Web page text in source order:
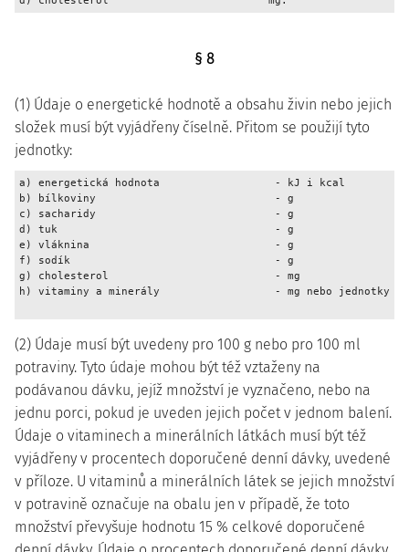
§ 8
(1) Údaje o energetické hodnotě a obsahu živin nebo jejich
složek musí být vyjádřeny číselně. Přitom se použijí tyto
jednotky:
a) energetická hodnota                  - kJ i kcal
b) bílkoviny                            - g
c) sacharidy                            - g
d) tuk                                  - g
e) vláknina                             - g
f) sodík                                - g
g) cholesterol                          - mg
h) vitaminy a minerály                  - mg nebo jednotky
(2) Údaje musí být uvedeny pro 100 g nebo pro 100 ml
potraviny. Tyto údaje mohou být též vztaženy na
podávanou dávku, jejíž množství je vyznačeno, nebo na
jednu porci, pokud je uveden jejich počet v jednom balení.
Údaje o vitaminech a minerálních látkách musí být též
vyjádřeny v procentech doporučené denní dávky, uvedené
v příloze. U vitaminů a minerálních látek se jejich množství
v potravině označuje na obalu jen v případě, že toto
množství převyšuje hodnotu 15 % celkové doporučené